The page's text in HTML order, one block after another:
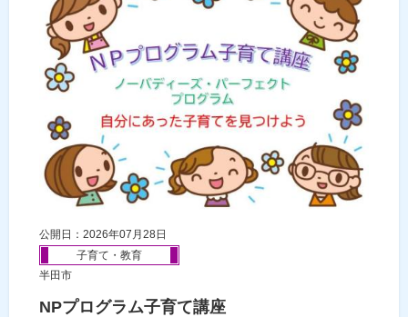
公開日：2026年07月28日
子育て・教育
半田市
NPプログラム子育て講座